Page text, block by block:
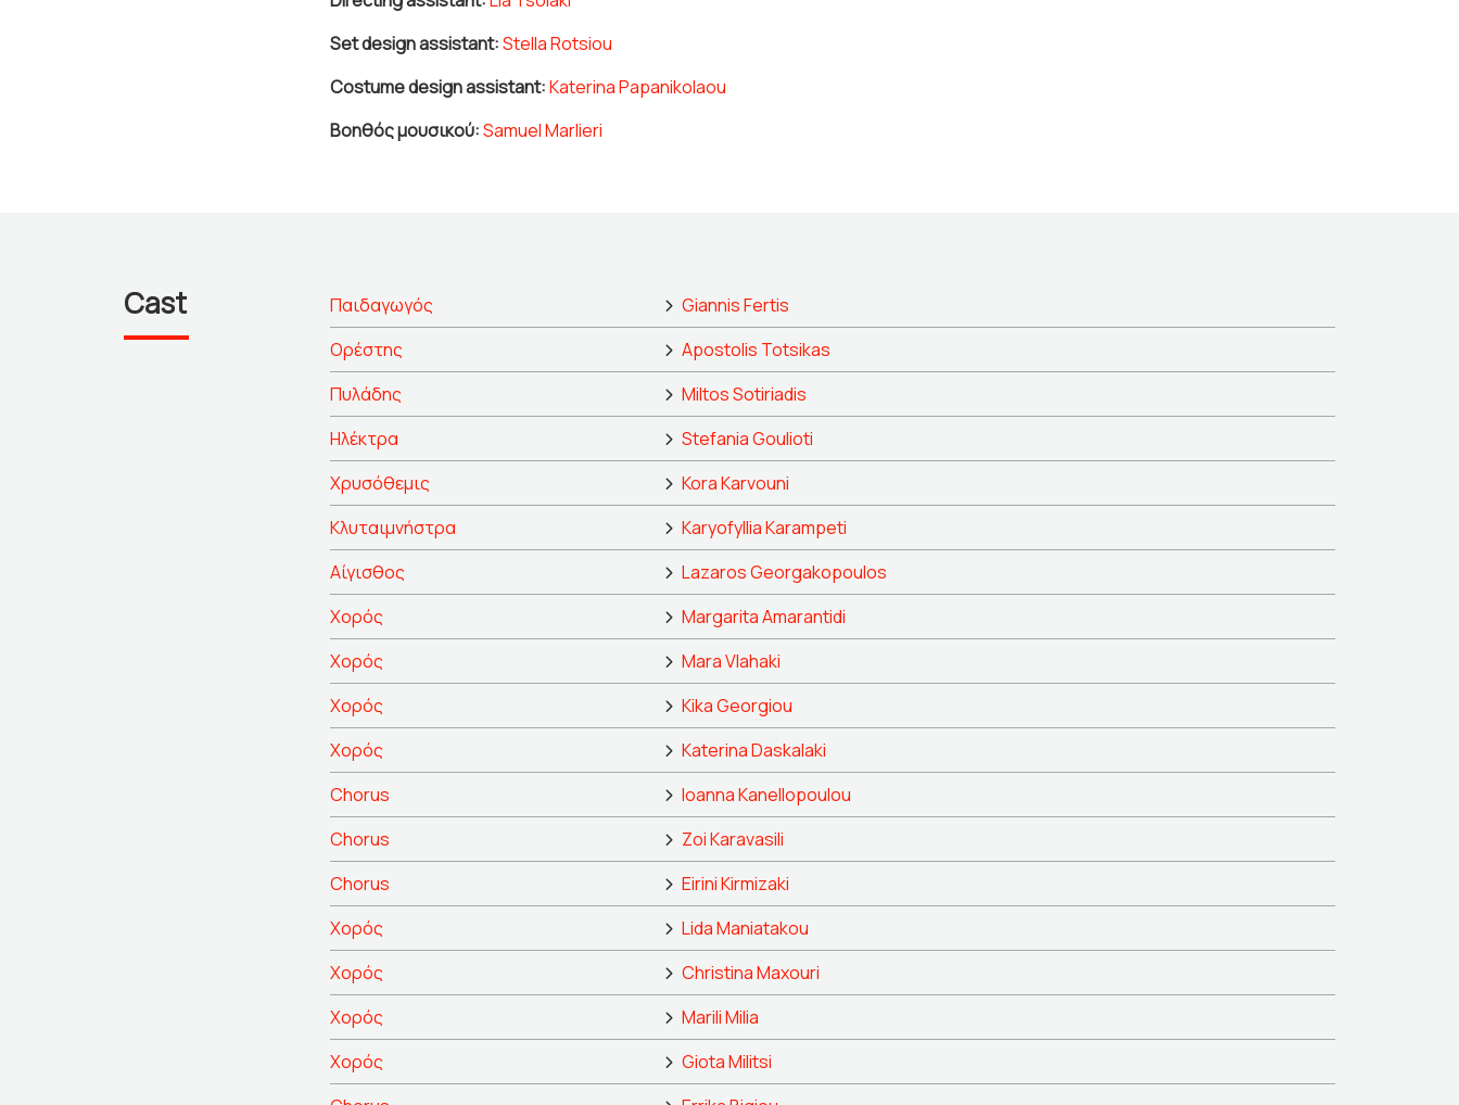
Set design assistant:Stella Rotsiou
Costume design assistant:Katerina Papanikolaou
Βοηθός μουσικού:Samuel Marlieri
Cast Παιδαγωγός
Giannis Fertis
Ορέστης
Apostolis Totsikas
Πυλάδης
Miltos Sotiriadis
Ηλέκτρα
Stefania Goulioti
Χρυσόθεμις
Kora Karvouni
Κλυταιμνήστρα
Karyofyllia Karampeti
Αίγισθος
Lazaros Georgakopoulos
Χορός
Margarita Amarantidi
Χορός
Mara Vlahaki
Χορός
Kika Georgiou
Χορός
Katerina Daskalaki
Chorus
Ioanna Kanellopoulou
Chorus
Zoi Karavasili
Chorus
Eirini Kirmizaki
Χορός
Lida Maniatakou
Χορός
Christina Maxouri
Χορός
Marili Milia
Χορός
Giota Militsi